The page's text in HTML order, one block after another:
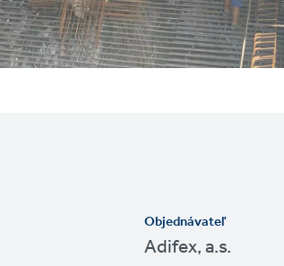
Objednávateľ
Adifex, a.s.